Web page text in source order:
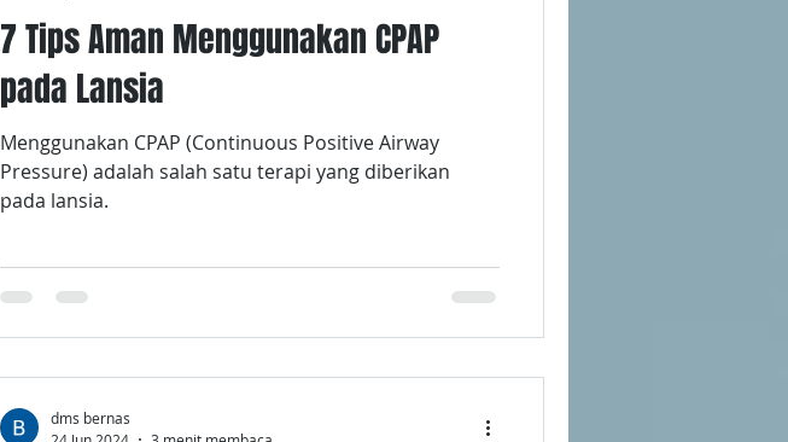
7 Tips Aman Menggunakan CPAP
pada Lansia
Menggunakan CPAP (Continuous Positive Airway
Pressure) adalah salah satu terapi yang diberikan
pada lansia.
dms bernas